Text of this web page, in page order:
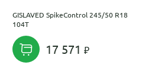
GISLAVED SpikeControl 245/50 R18
104T
17 571